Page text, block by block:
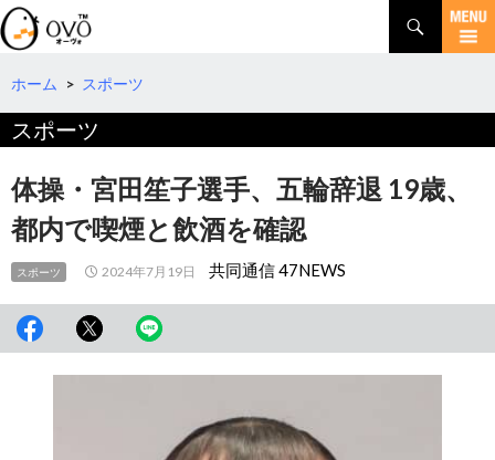
検
索
コ
テ
へ
ホーム > スポーツ
スポーツ
体操・宮田笙子選手、五輪辞退 19歳、
都内で喫煙と飲酒を確認
スポーツ 2024年7月19日 共同通信 47NEWS